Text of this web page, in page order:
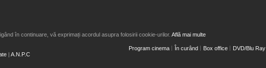
în continuare, vă exprimați acordul asupra folosirii cookie-urilor. Află mai multe
| A.N.P.C
Program cinema În curând Box office DVD/Blu Ray